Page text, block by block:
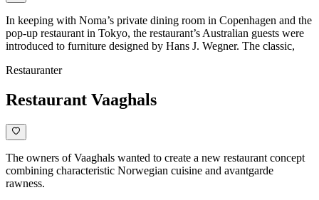
In keeping with Noma’s private dining room in Copenhagen and the
pop-up restaurant in Tokyo, the restaurant’s Australian guests were
introduced to furniture designed by Hans J. Wegner. The classic,
Restauranter
Restaurant Vaaghals
The owners of Vaaghals wanted to create a new restaurant concept
combining characteristic Norwegian cuisine and avantgarde
rawness.